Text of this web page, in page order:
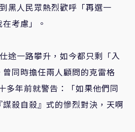
黑人民眾熱烈歡呼「再選一
考慮」。
途一路攀升，如今都只剩「入
同時擔任兩人顧問的克雷格
多年前就警告：「如果他們同
殺自殺』式的慘烈對決，天啊